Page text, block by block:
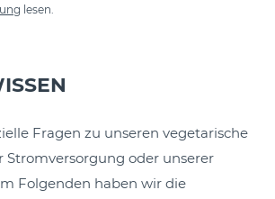
lesen.
Fragen zu unseren vegetarische
Stromversorgung oder unserer
Folgenden haben wir die